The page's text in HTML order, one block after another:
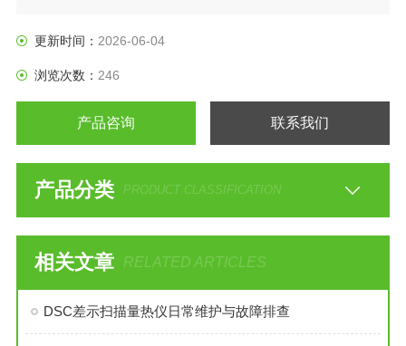
量接线无需转换
更新时间： 2026-06-04
浏览次数： 246
产品咨询 联系我们
产品分类 PRODUCT CLASSIFICATION
相关文章 RELATED ARTICLES
DSC差示扫描量热仪日常维护与故障排查